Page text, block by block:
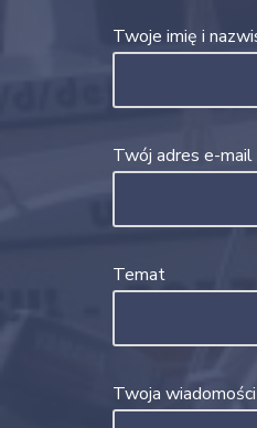
Twoje imię i
Twój adres e-mail
Temat
Twoja